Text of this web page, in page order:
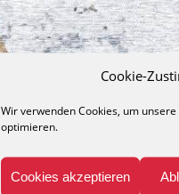
Cookie-
Wir verwenden Cookies, um
optimieren.
Cookies akzeptieren